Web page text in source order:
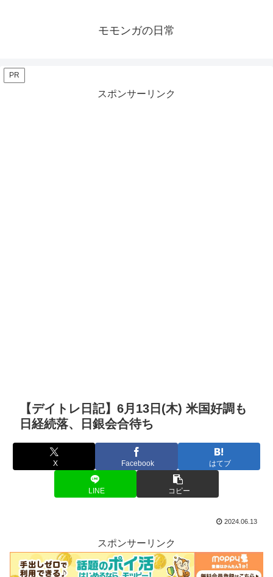
モモンガの日常
PR
スポンサーリンク
【デイトレ日記】6月13日(木) 米国好調も
日経続落、日銀会合待ち
X Facebook はてブ
LINE コピー
2024.06.13
スポンサーリンク